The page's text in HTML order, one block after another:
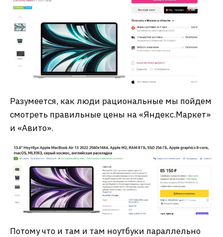
Разумеется, как люди рациональные мы пойдем
смотреть правильные цены на «Яндекс.Маркет»
и «Авито».
Потому что и там и там ноутбуки параллельно